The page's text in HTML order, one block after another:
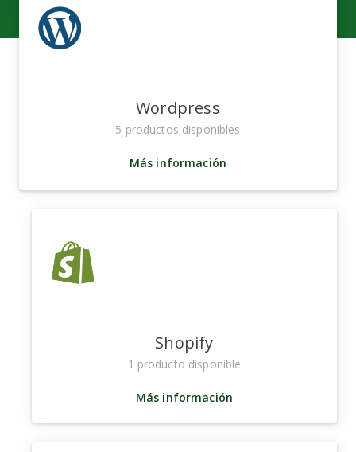
Wordpress
5 productos disponibles
Más información
Shopify
1 producto disponible
Más información